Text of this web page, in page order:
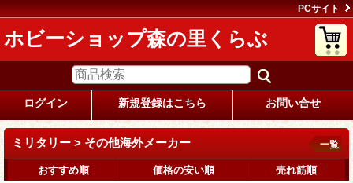
PCサイト
ホビーショップ森の里くらぶ
ログイン 新規登録はこちら お問い合せ
ミリタリー > その他海外メーカー 一覧
おすすめ順 価格の安い順 売れ筋順